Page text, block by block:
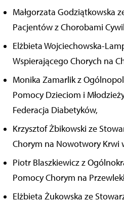
Małgorzata Godziątkowska
Pacjentów z Chorobami
Elżbieta Wojciechowska-
Wspierającego Chorych na
Monika Zamarlik z
Pomocy Dzieciom i
Federacja Diabetyków,
Krzysztof Żbikowski ze
Chorym na Nowotwory Krwi
Piotr Blaszkiewicz z
Pomocy Chorym na
Elżbieta Żukowska ze